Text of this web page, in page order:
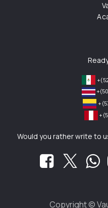
Would you rather write to
Copyright ©